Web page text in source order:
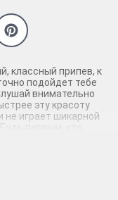
классный припев, к
подойдет тебе
внимательно
эту красоту
не играет шикарной
первым, кто
оценит по
мелодию на айфон